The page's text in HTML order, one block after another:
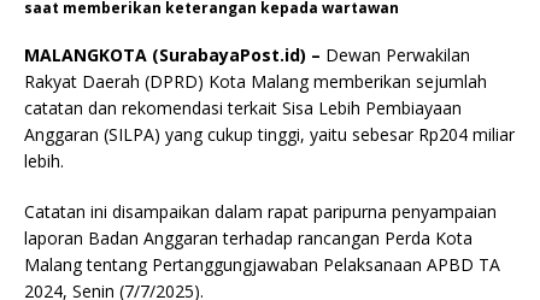
saat memberikan keterangan kepada wartawan
MALANGKOTA (SurabayaPost.id) – Dewan Perwakilan
Rakyat Daerah (DPRD) Kota Malang memberikan sejumlah
catatan dan rekomendasi terkait Sisa Lebih Pembiayaan
Anggaran (SILPA) yang cukup tinggi, yaitu sebesar Rp204 miliar
lebih.
Catatan ini disampaikan dalam rapat paripurna penyampaian
laporan Badan Anggaran terhadap rancangan Perda Kota
Malang tentang Pertanggungjawaban Pelaksanaan APBD TA
2024, Senin (7/7/2025).